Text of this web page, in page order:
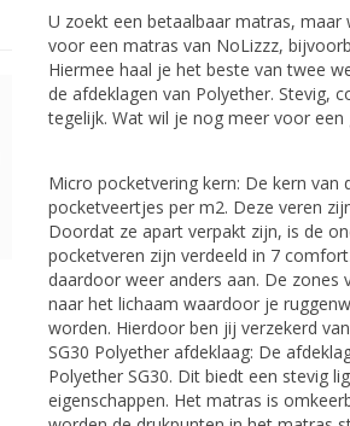
U zoekt een betaalbaar matras, maar
voor een matras van NoLizzz,
Hiermee haal je het beste van twee
de afdeklagen van Polyether. Stevig,
tegelijk. Wat wil je nog meer voor een
Micro pocketvering kern: De kern
pocketveertjes per m2. Deze veren
Doordat ze apart verpakt zijn, is de
pocketveren zijn verdeeld in 7
daardoor weer anders aan. De
naar het lichaam waardoor je
worden. Hierdoor ben jij verzekerd
SG30 Polyether afdeklaag: De
Polyether SG30. Dit biedt een stevig
eigenschappen. Het matras is